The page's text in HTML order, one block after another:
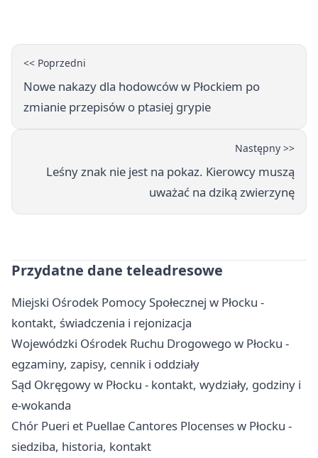
<< Poprzedni
Nowe nakazy dla hodowców w Płockiem po
zmianie przepisów o ptasiej grypie
Następny >>
Leśny znak nie jest na pokaz. Kierowcy muszą
uważać na dziką zwierzynę
Przydatne dane teleadresowe
Miejski Ośrodek Pomocy Społecznej w Płocku -
kontakt, świadczenia i rejonizacja
Wojewódzki Ośrodek Ruchu Drogowego w Płocku -
egzaminy, zapisy, cennik i oddziały
Sąd Okręgowy w Płocku - kontakt, wydziały, godziny i
e-wokanda
Chór Pueri et Puellae Cantores Plocenses w Płocku -
siedziba, historia, kontakt